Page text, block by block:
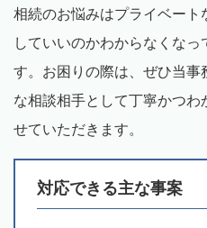
相続のお悩みはプライベー
していいのかわからなくな
す。お困りの際は、ぜひ当
な相談相手として丁寧かつわ
せていただきます。
対応できる主な事案